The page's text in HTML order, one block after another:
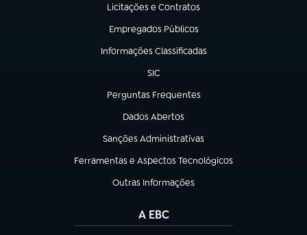
Licitações e Contratos
(abre em nova aba)
Empregados Públicos
(abre em nova aba)
Informações Classificadas
(abre em nova aba)
SIC
(abre em nova aba)
Perguntas Frequentes
(abre em nova aba)
Dados Abertos
(abre em nova aba)
Sanções Administrativas
(abre em nova aba)
Ferramentas e Aspectos Tecnológicos
(abre em nova aba)
Outras Informações
(abre em nova aba)
A EBC